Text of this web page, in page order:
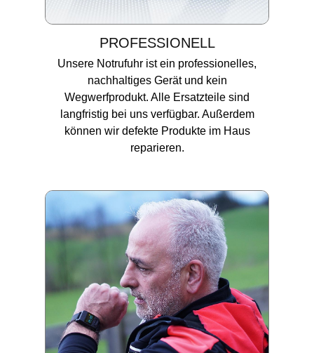
PROFESSIONELL
Unsere Notrufuhr ist ein professionelles,
nachhaltiges Gerät und kein
Wegwerfprodukt. Alle Ersatzteile sind
langfristig bei uns verfügbar. Außerdem
können wir defekte Produkte im Haus
reparieren.